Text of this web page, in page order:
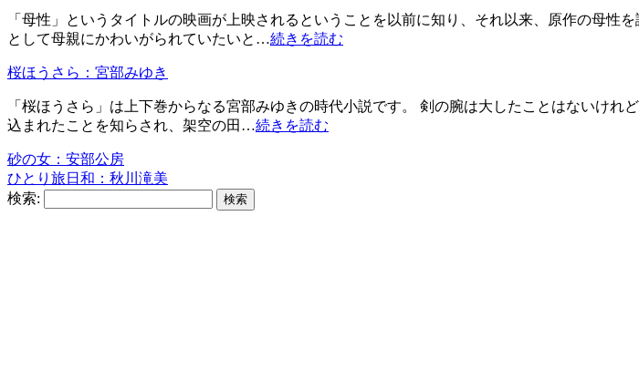
「母性」というタイトルの映画が上映されるということを以前に知り、それ以来、原作の母
として母親にかわいがられていたいと…続きを読む
桜ほうさら：宮部みゆき
「桜ほうさら」は上下巻からなる宮部みゆきの時代小説です。 剣の腕は大したことはないけ
込まれたことを知らされ、架空の田…続きを読む
砂の女：安部公房
ひとり旅日和：秋川滝美
検索: